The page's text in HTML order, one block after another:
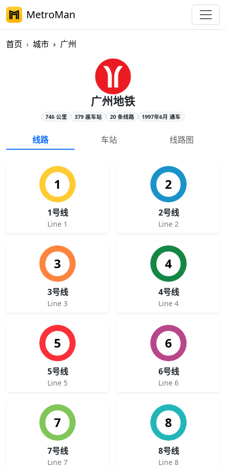
MetroMan
首页 城市 广州
广州地铁
746 公里 379 座车站 20 条线路 1997年6月 通车
线路 车站 线路图
1
1号线
Line 1
2
2号线
Line 2
3
3号线
Line 3
4
4号线
Line 4
5
5号线
Line 5
6
6号线
Line 6
7
7号线
Line 7
8
8号线
Line 8